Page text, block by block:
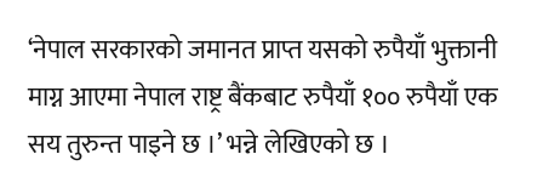
‘नेपाल सरकारको जमानत प्राप्त यसको रुपैयाँ भुक्तानी
माग्न आएमा नेपाल राष्ट्र बैंकबाट रुपैयाँ १०० रुपैयाँ एक
सय तुरुन्त पाइने छ ।’ भन्ने लेखिएको छ ।